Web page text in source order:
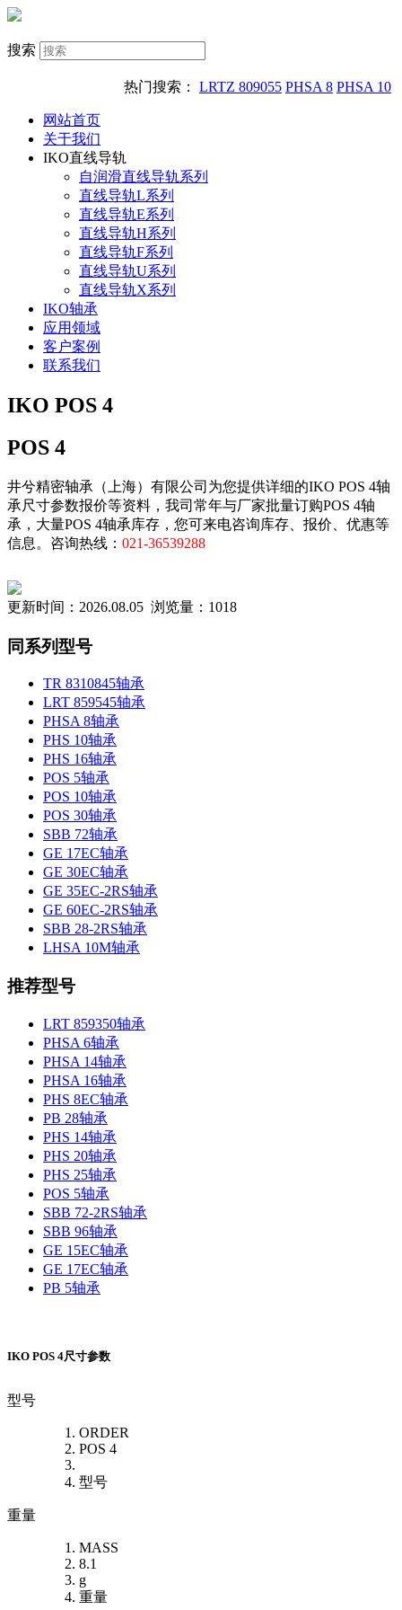
搜索
热门搜索： LRTZ 809055 PHSA 8 PHSA 10
网站首页
关于我们
IKO直线导轨
自润滑直线导轨系列
直线导轨L系列
直线导轨E系列
直线导轨H系列
直线导轨F系列
直线导轨U系列
直线导轨X系列
IKO轴承
应用领域
客户案例
联系我们
IKO POS 4
POS 4
井兮精密轴承（上海）有限公司为您提供详细的IKO POS 4轴
承尺寸参数报价等资料，我司常年与厂家批量订购POS 4轴
承，大量POS 4轴承库存，您可来电咨询库存、报价、优惠等
信息。咨询热线： 021-36539288
更新时间：2026.08.05 浏览量：1018
同系列型号
TR 8310845轴承
LRT 859545轴承
PHSA 8轴承
PHS 10轴承
PHS 16轴承
POS 5轴承
POS 10轴承
POS 30轴承
SBB 72轴承
GE 17EC轴承
GE 30EC轴承
GE 35EC-2RS轴承
GE 60EC-2RS轴承
SBB 28-2RS轴承
LHSA 10M轴承
推荐型号
LRT 859350轴承
PHSA 6轴承
PHSA 14轴承
PHSA 16轴承
PHS 8EC轴承
PB 28轴承
PHS 14轴承
PHS 20轴承
PHS 25轴承
POS 5轴承
SBB 72-2RS轴承
SBB 96轴承
GE 15EC轴承
GE 17EC轴承
PB 5轴承
IKO POS 4尺寸参数
型号
ORDER
POS 4
型号
重量
MASS
8.1
g
重量